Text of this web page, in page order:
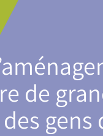
de
gens